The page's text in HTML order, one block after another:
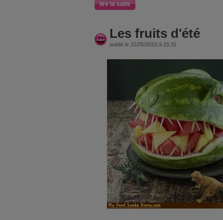
lire la suite
Les fruits d'été
publié le 31/05/2010 à 15:31